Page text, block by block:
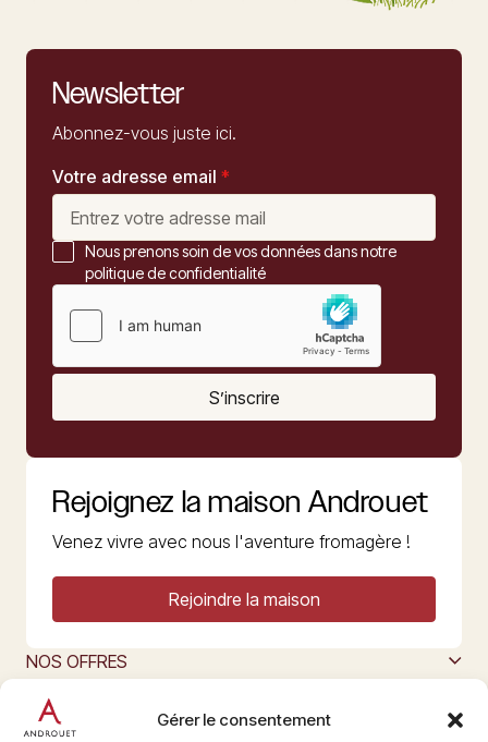
Gérer le consentement
Newsletter
Abonnez-vous juste ici.
Votre adresse email *
Nous prenons soin de vos données dans notre
politique de confidentialité
S’inscrire
Rejoignez la maison Androuet
Venez vivre avec nous l'aventure fromagère !
Rejoindre la maison
NOS OFFRES
L’ART DU FROMAGE